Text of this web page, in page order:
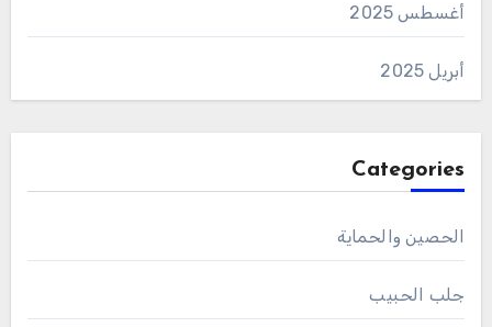
أغسطس 2025
أبريل 2025
Categories
الحصين والحماية
جلب الحبيب